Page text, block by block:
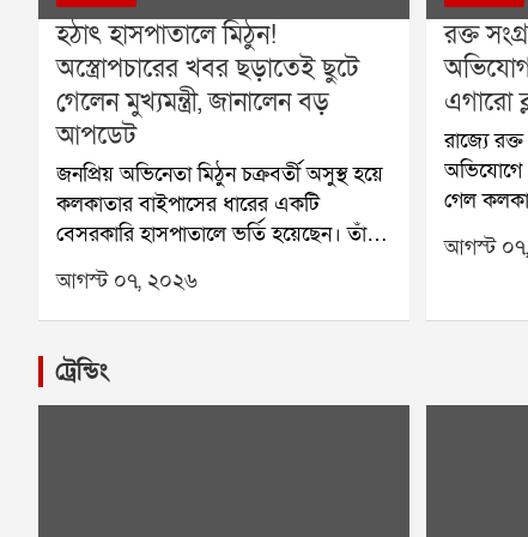
হঠাৎ হাসপাতালে মিঠুন!
অস্ত্রোপচারের খবর ছড়াতেই ছুটে
গেলেন মুখ্যমন্ত্রী, জানালেন বড়
আপডেট
জনপ্রিয় অভিনেতা মিঠুন চক্রবর্তী অসুস্থ হয়ে
কলকাতার বাইপাসের ধারের একটি
বেসরকারি হাসপাতালে ভর্তি হয়েছেন। তাঁর
অস্ত্রোপচার হয়েছে বলে হাসপাতাল সূত্রে
জানা গিয়েছে। শুক্রবার সকালে তাঁকে
দেখতে হাসপাতালে পৌঁছান মুখ্যমন্ত্রী শুভেন্দু
অধিকারী। তাঁর সঙ্গে ছিলেন যাদবপুরের
বিধায়ক শর্বরী মুখোপাধ্যায়-সহ অন্যরা।
মুখ্যমন্ত্রী অভিনেতার সঙ্গে দেখা করার
আগস্ট ০৭, ২০২৬
রক্ত
এগারো
রাজ্যে
অভিযোগে
গেল
হওয়ার পর
রাজ্য
আগস্ট
ট্রেন্ডিং